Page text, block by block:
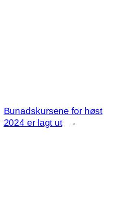
Bunadskursene for høst
2024 er lagt ut
→